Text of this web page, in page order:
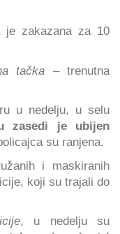
je zakazana za 10
tačka – trenutna
u nedelju, u selu
zasedi je ubijen
su ranjena.
i maskiranih
koji su trajali do
, u nedelju su